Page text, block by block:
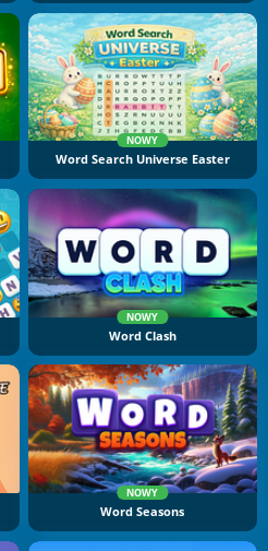
NOWY
Word Search Universe Easter
NOWY
Word Clash
NOWY
Word Seasons